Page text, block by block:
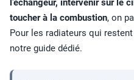
l’échangeur, intervenir sur le
toucher à la combustion, on
Pour les radiateurs qui
notre guide dédié.